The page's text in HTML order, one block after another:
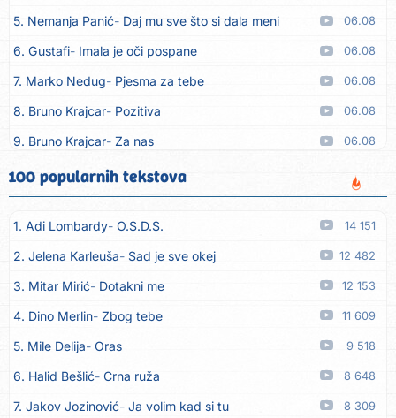
5. Nemanja Panić Daj mu sve što si dala meni 06.08
6. Gustafi Imala je oči pospane 06.08
7. Marko Nedug Pjesma za tebe 06.08
8. Bruno Krajcar Pozitiva 06.08
9. Bruno Krajcar Za nas 06.08
10. Tereza Kesovija Da li ću moći
11. Lidija Bačić Neka se vino toči (Nazdravlje) 06.08
12. Karin Kuljanić Nisi zavridel 06.08
13. Tamara Brusić Nigdi ni lipo ko doma 06.08
14. Tamara Brusić Biž´mo ća 06.08
15. Rusko Richie Bila si, bila 06.08
16. Rusko Richie Ti i ja 06.08
17. Azra Husarkić Ako treba 06.08
18. Azra Husarkić Ljubavnice 06.08
100 popularnih tekstova
1. Adi Lombardy O.S.D.S. 14 151
2. Jelena Karleuša Sad je sve okej 12 482
3. Mitar Mirić Dotakni me 12 153
4. Dino Merlin Zbog tebe 11 609
5. Mile Delija Oras 9 518
6. Halid Bešlić Crna ruža 8 648
7. Jakov Jozinović Ja volim kad si tu 8 309